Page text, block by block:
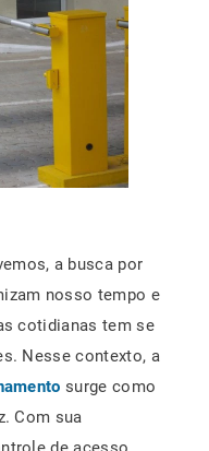
a busca por
nosso tempo e
cotidianas tem se
Nesse contexto, a
surge como
Com sua